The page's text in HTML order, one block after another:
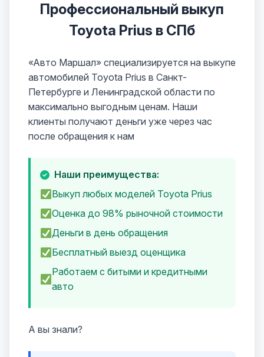
Профессиональный выкуп
Toyota Prius в СПб
«Авто Маршал» специализируется на выкупе
автомобилей Toyota Prius в Санкт-
Петербурге и Ленинградской области по
максимально выгодным ценам. Наши
клиенты получают деньги уже через час
после обращения к нам
Наши преимущества:
Выкуп любых моделей Toyota Prius
Оценка до 98% рыночной стоимости
Деньги в день обращения
Бесплатный выезд оценщика
Работаем с битыми и кредитными
авто
А вы знали?